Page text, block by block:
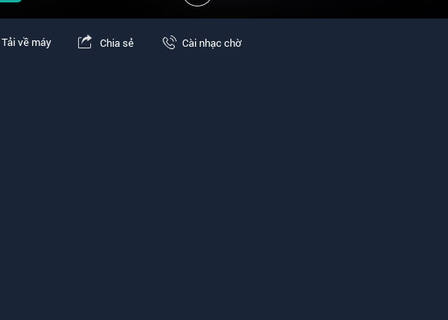
Tải về máy Chia sẻ Cài nhạc chờ